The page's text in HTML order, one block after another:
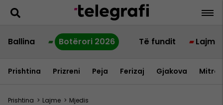
Ballina Botërori 2026 Të fundit Lajme
Prishtina Prizreni Peja Ferizaj Gjakova
Prishtina > Lajme > Mjedis